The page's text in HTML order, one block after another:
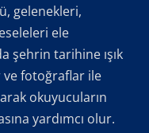
gelenekleri,
ele
şehrin tarihine ışık
fotoğraflar ile
okuyucuların
yardımcı olur.